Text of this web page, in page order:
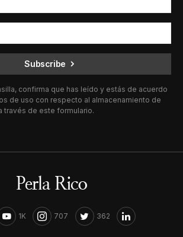
Subscribe
confirma que has leído y estás de acuerdo
de uso con respecto al almacenamiento de
través de este formulario.
1K 707 362